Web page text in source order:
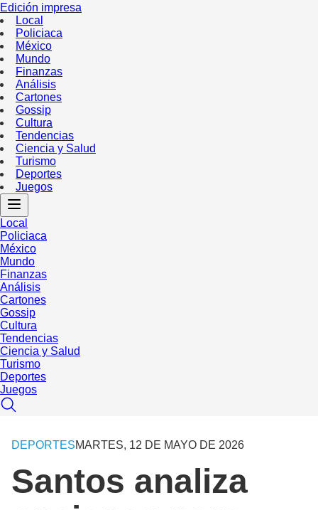
Edición impresa
Local
Policiaca
México
Mundo
Finanzas
Análisis
Cartones
Gossip
Cultura
Tendencias
Ciencia y Salud
Turismo
Deportes
Juegos
Local
Policiaca
México
Mundo
Finanzas
Análisis
Cartones
Gossip
Cultura
Tendencias
Ciencia y Salud
Turismo
Deportes
Juegos
DEPORTESMARTES, 12 DE MAYO DE 2026
Santos analiza